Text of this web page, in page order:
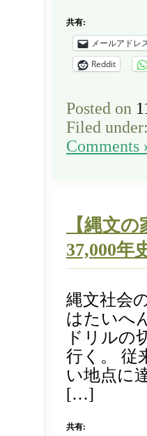
共有:
メールアドレ
Reddit
Posted on
Filed under:
Comments
【縄文
37,000年
縄文社会
はたいへ
ドリルの
行く。 従
い地点に
[…]
共有: